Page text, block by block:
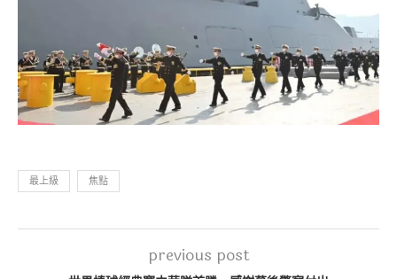
最上級 焦點
previous post